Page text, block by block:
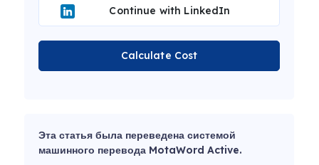
Continue with LinkedIn
Calculate Cost
Эта статья была переведена системой
машинного перевода MotaWord Active.